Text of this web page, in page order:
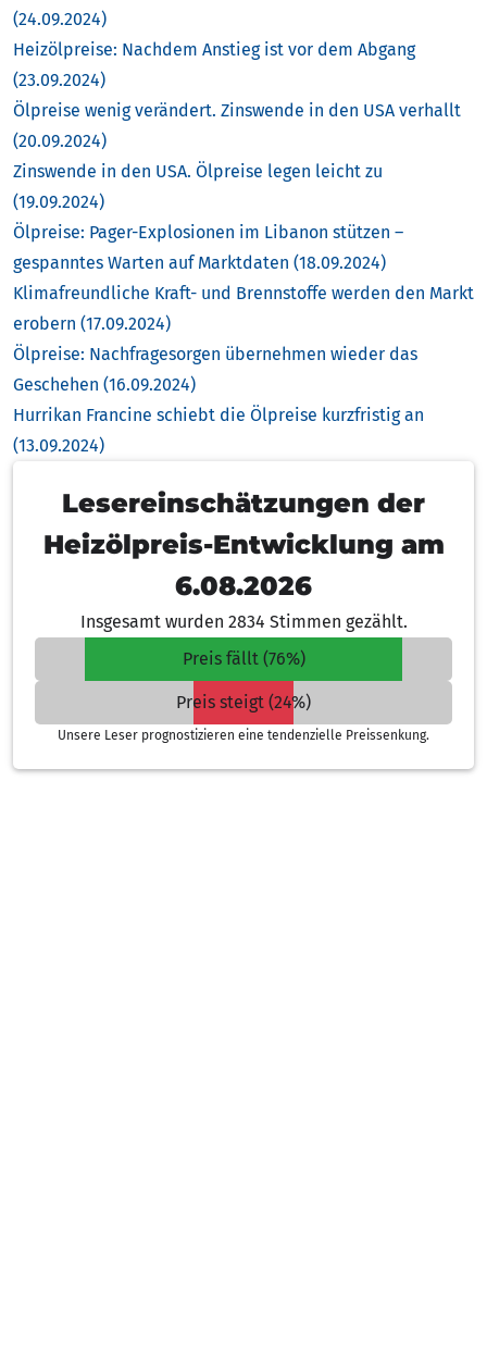
(24.09.2024)
Heizölpreise: Nachdem Anstieg ist vor dem Abgang
(23.09.2024)
Ölpreise wenig verändert. Zinswende in den USA verhallt
(20.09.2024)
Zinswende in den USA. Ölpreise legen leicht zu
(19.09.2024)
Ölpreise: Pager-Explosionen im Libanon stützen –
gespanntes Warten auf Marktdaten (18.09.2024)
Klimafreundliche Kraft- und Brennstoffe werden den Markt
erobern (17.09.2024)
Ölpreise: Nachfragesorgen übernehmen wieder das
Geschehen (16.09.2024)
Hurrikan Francine schiebt die Ölpreise kurzfristig an
(13.09.2024)
Lesereinschätzungen der
Heizölpreis-Entwicklung am
6.08.2026
Insgesamt wurden 2834 Stimmen gezählt.
Preis fällt (76%)
Preis steigt (24%)
Unsere Leser prognostizieren eine tendenzielle Preissenkung.